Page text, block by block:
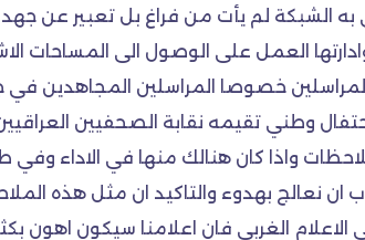
به الشبكة لم يأت من فراغ بل تعبير عن
العمل على الوصول الى المساحات
خصوصا المراسلين المجاهدين
وطني تقيمه نقابة الصحفيين
واذا كان هنالك منها في الاداء
نعالج بهدوء والتاكيد ان مثل هذه
الاعلام الغربي فان اعلامنا سيكون